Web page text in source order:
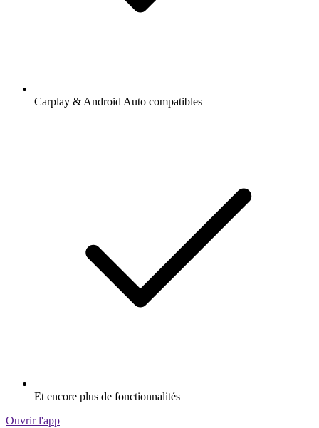
Carplay & Android Auto compatibles
Et encore plus de fonctionnalités
Ouvrir l'app